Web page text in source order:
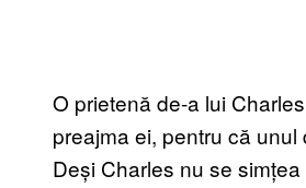
O prietenă de-a lui
preajma ei, pentru că
Deși Charles nu se